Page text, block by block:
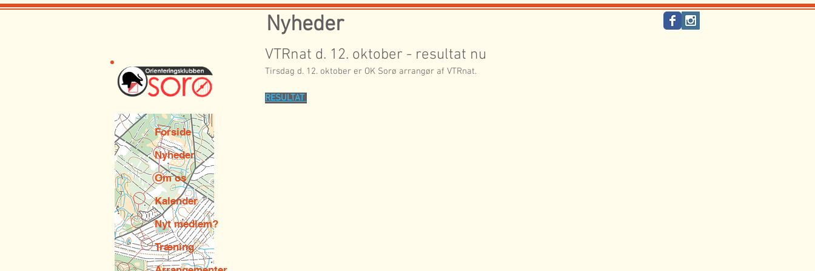
Nyheder
VTRnat d. 12. oktober - resultat nu
Tirsdag d. 12. oktober er OK Sorø arrangør af VTRnat.
RESULTAT
Forside
Nyheder
Om os
Kalender
Nyt medlem?
Træning